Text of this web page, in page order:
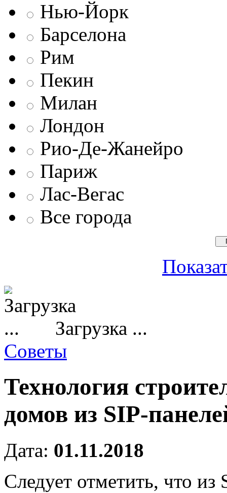
Нью-Йорк
Барселона
Рим
Пекин
Милан
Лондон
Рио-Де-Жанейро
Париж
Лас-Вегас
Все города
Загрузка ...
Советы
Технология
домов из SIP-
Дата: 01.11.2018
Следует отметить, что